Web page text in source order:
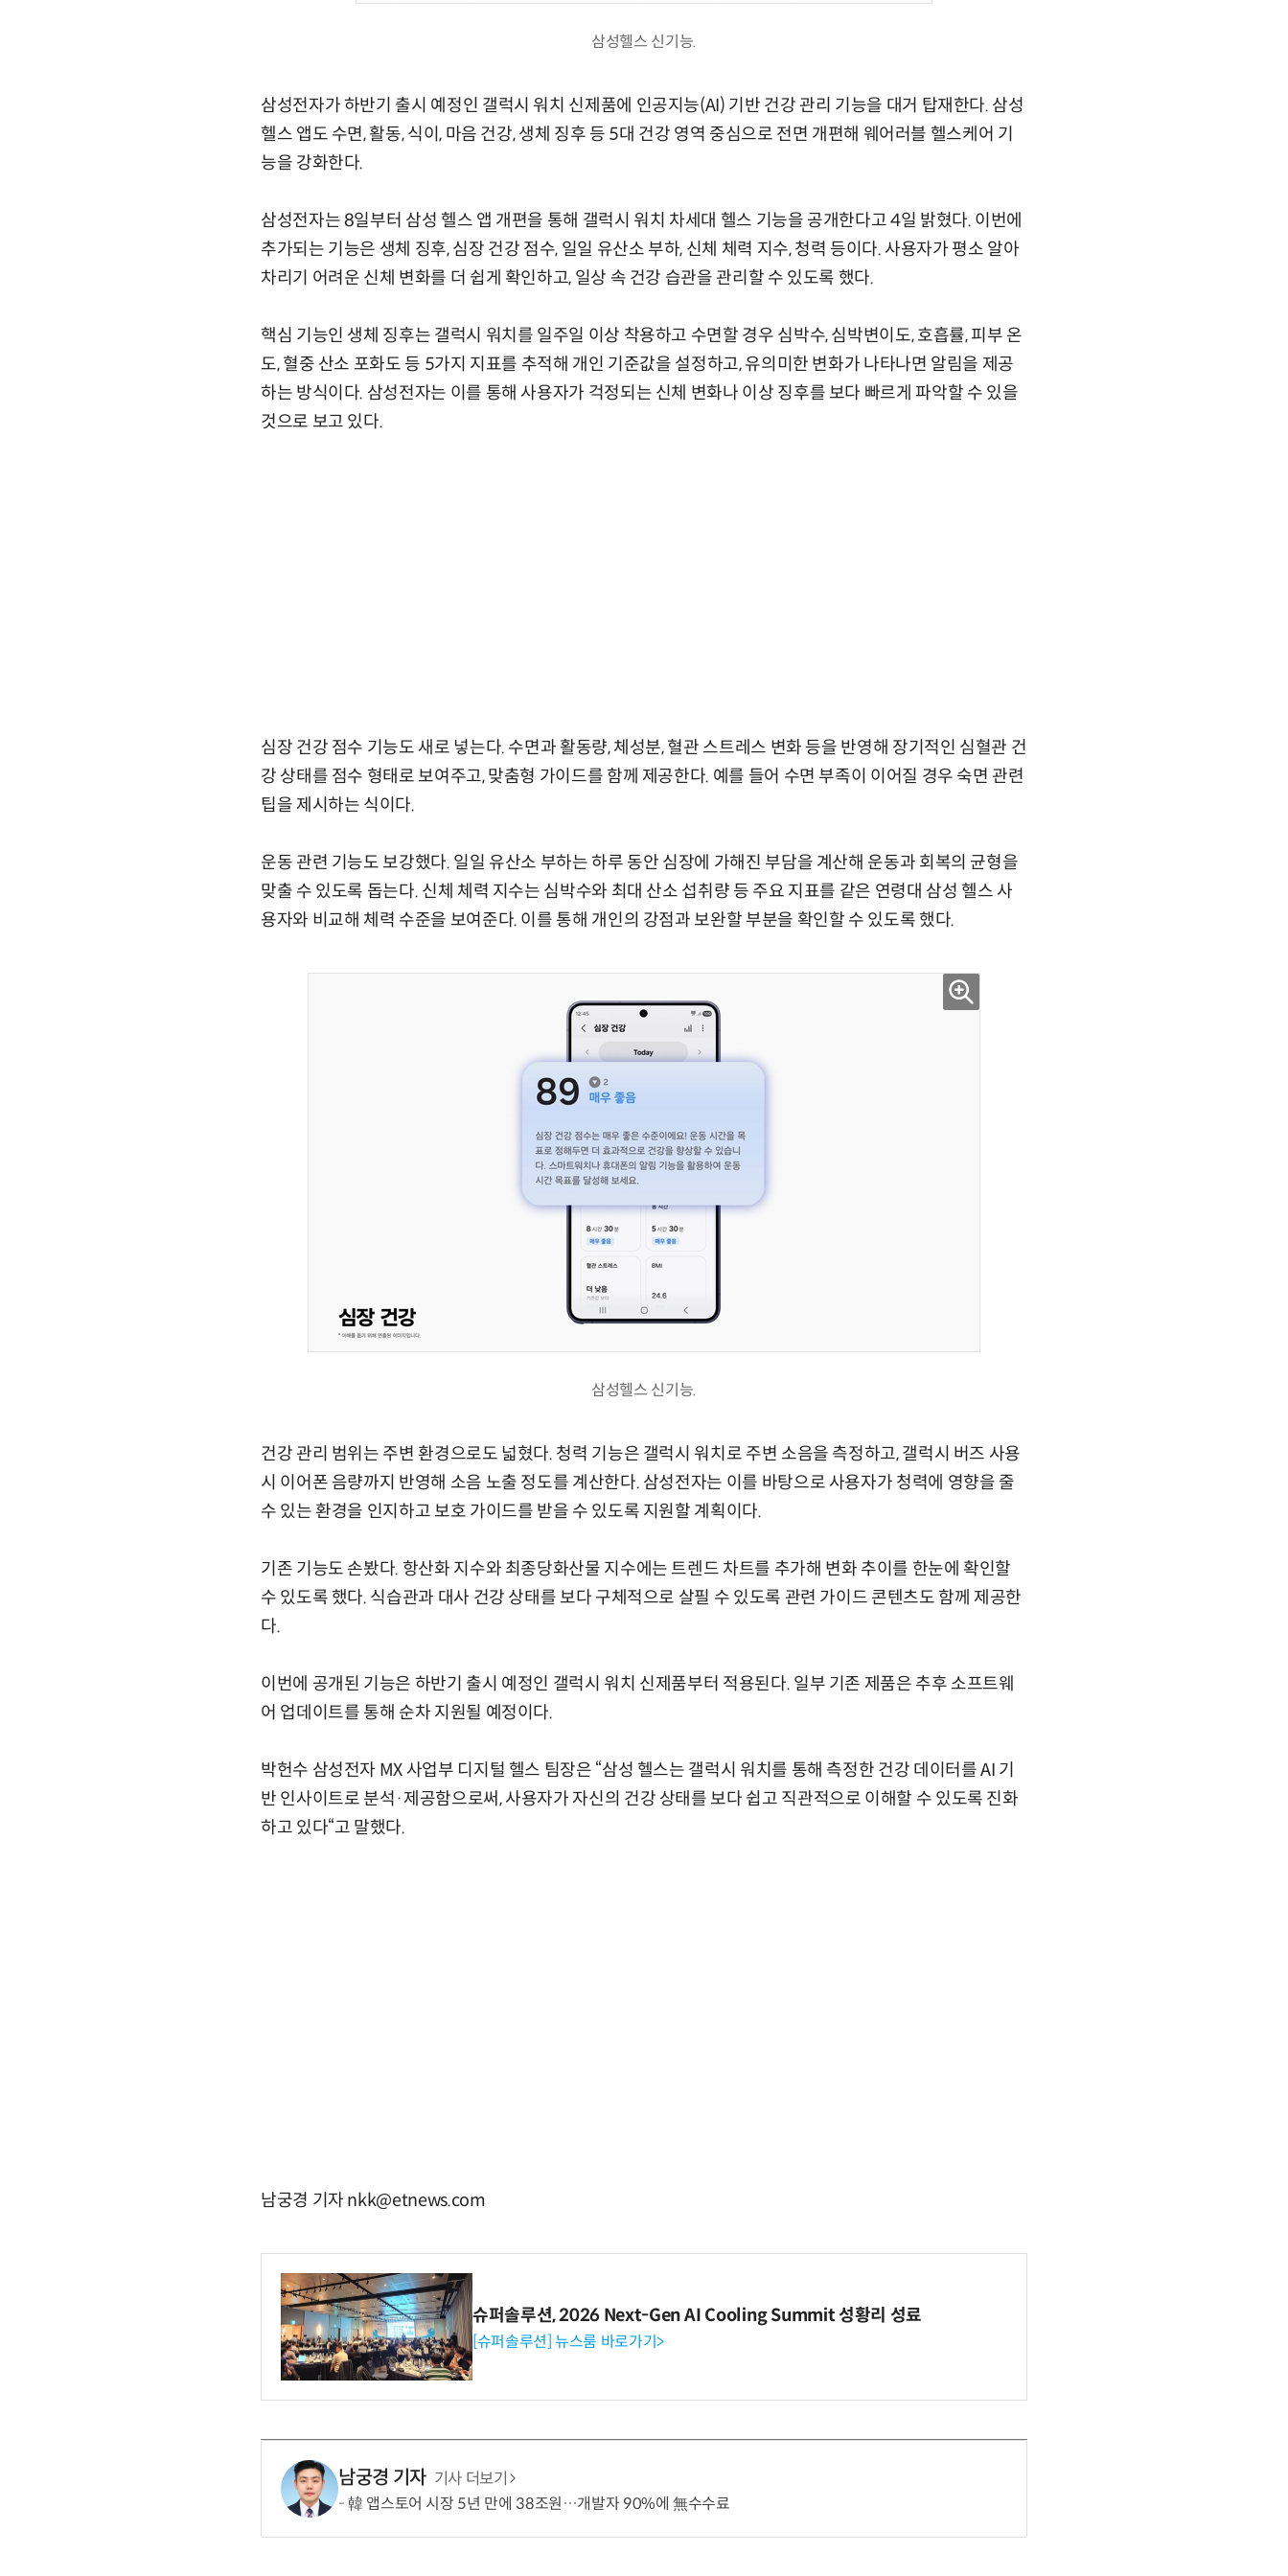
삼성헬스 신기능.
삼성전자가 하반기 출시 예정인 갤럭시 워치 신제품에 인공지능(AI) 기반 건강 관리 기능을 대거 탑재한다. 삼성
헬스 앱도 수면, 활동, 식이, 마음 건강, 생체 징후 등 5대 건강 영역 중심으로 전면 개편해 웨어러블 헬스케어 기
능을 강화한다.
삼성전자는 8일부터 삼성 헬스 앱 개편을 통해 갤럭시 워치 차세대 헬스 기능을 공개한다고 4일 밝혔다. 이번에
추가되는 기능은 생체 징후, 심장 건강 점수, 일일 유산소 부하, 신체 체력 지수, 청력 등이다. 사용자가 평소 알아
차리기 어려운 신체 변화를 더 쉽게 확인하고, 일상 속 건강 습관을 관리할 수 있도록 했다.
핵심 기능인 생체 징후는 갤럭시 워치를 일주일 이상 착용하고 수면할 경우 심박수, 심박변이도, 호흡률, 피부 온
도, 혈중 산소 포화도 등 5가지 지표를 추적해 개인 기준값을 설정하고, 유의미한 변화가 나타나면 알림을 제공
하는 방식이다. 삼성전자는 이를 통해 사용자가 걱정되는 신체 변화나 이상 징후를 보다 빠르게 파악할 수 있을
것으로 보고 있다.
심장 건강 점수 기능도 새로 넣는다. 수면과 활동량, 체성분, 혈관 스트레스 변화 등을 반영해 장기적인 심혈관 건
강 상태를 점수 형태로 보여주고, 맞춤형 가이드를 함께 제공한다. 예를 들어 수면 부족이 이어질 경우 숙면 관련
팁을 제시하는 식이다.
운동 관련 기능도 보강했다. 일일 유산소 부하는 하루 동안 심장에 가해진 부담을 계산해 운동과 회복의 균형을
맞출 수 있도록 돕는다. 신체 체력 지수는 심박수와 최대 산소 섭취량 등 주요 지표를 같은 연령대 삼성 헬스 사
용자와 비교해 체력 수준을 보여준다. 이를 통해 개인의 강점과 보완할 부분을 확인할 수 있도록 했다.
삼성헬스 신기능.
건강 관리 범위는 주변 환경으로도 넓혔다. 청력 기능은 갤럭시 워치로 주변 소음을 측정하고, 갤럭시 버즈 사용
시 이어폰 음량까지 반영해 소음 노출 정도를 계산한다. 삼성전자는 이를 바탕으로 사용자가 청력에 영향을 줄
수 있는 환경을 인지하고 보호 가이드를 받을 수 있도록 지원할 계획이다.
기존 기능도 손봤다. 항산화 지수와 최종당화산물 지수에는 트렌드 차트를 추가해 변화 추이를 한눈에 확인할
수 있도록 했다. 식습관과 대사 건강 상태를 보다 구체적으로 살필 수 있도록 관련 가이드 콘텐츠도 함께 제공한
다.
이번에 공개된 기능은 하반기 출시 예정인 갤럭시 워치 신제품부터 적용된다. 일부 기존 제품은 추후 소프트웨
어 업데이트를 통해 순차 지원될 예정이다.
박헌수 삼성전자 MX 사업부 디지털 헬스 팀장은 “삼성 헬스는 갤럭시 워치를 통해 측정한 건강 데이터를 AI 기
반 인사이트로 분석·제공함으로써, 사용자가 자신의 건강 상태를 보다 쉽고 직관적으로 이해할 수 있도록 진화
하고 있다“고 말했다.
남궁경 기자 nkk@etnews.com
슈퍼솔루션, 2026 Next-Gen AI Cooling Summit 성황리 성료
[슈퍼솔루션] 뉴스룸 바로가기>
남궁경 기자 기사 더보기
韓 앱스토어 시장 5년 만에 38조원…개발자 90%에 無수수료